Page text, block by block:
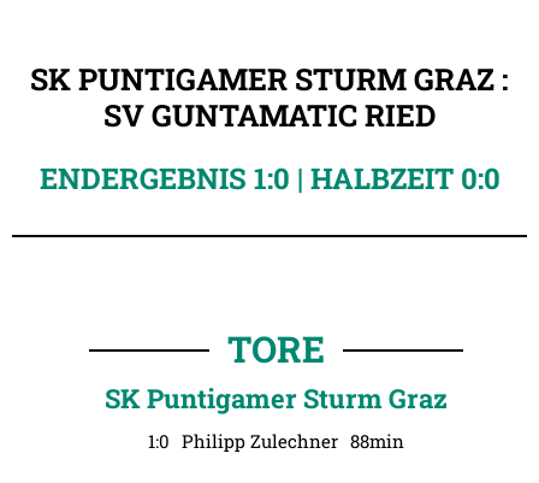
SK PUNTIGAMER STURM GRAZ :
SV GUNTAMATIC RIED
ENDERGEBNIS 1:0 | HALBZEIT 0:0
TORE
SK Puntigamer Sturm Graz
1:0 Philipp Zulechner 88min